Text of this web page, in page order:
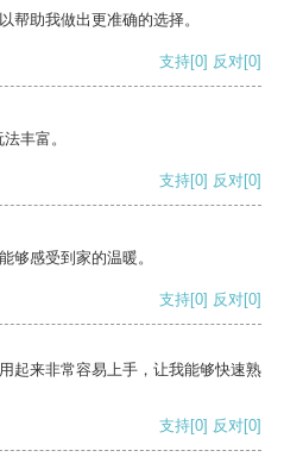
帮助我做出更准确的选择。
支持[0] 反对[0]
丰富。
支持[0] 反对[0]
够感受到家的温暖。
支持[0] 反对[0]
起来非常容易上手，让我能够快速熟
支持[0] 反对[0]